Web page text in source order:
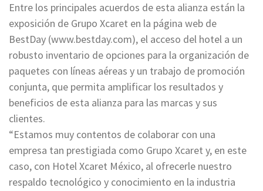
Entre los principales acuerdos de esta alianza están la
exposición de Grupo Xcaret en la página web de
BestDay (www.bestday.com), el acceso del hotel a un
robusto inventario de opciones para la organización de
paquetes con líneas aéreas y un trabajo de promoción
conjunta, que permita amplificar los resultados y
beneficios de esta alianza para las marcas y sus
clientes.
“Estamos muy contentos de colaborar con una
empresa tan prestigiada como Grupo Xcaret y, en este
caso, con Hotel Xcaret México, al ofrecerle nuestro
respaldo tecnológico y conocimiento en la industria